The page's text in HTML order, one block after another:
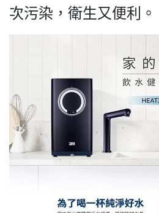
次污染，衛生又便利。